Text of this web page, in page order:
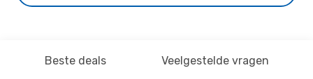
Beste deals Veelgestelde vragen